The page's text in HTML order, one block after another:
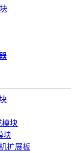
模块
块
扩展板